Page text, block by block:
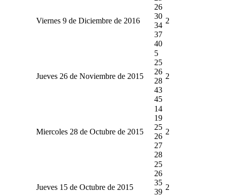
Viernes 9 de Diciembre de 2016
26
30
34
37
40
2
Jueves 26 de Noviembre de 2015
5
25
26
28
43
45
2
Miercoles 28 de Octubre de 2015
14
19
25
26
27
28
2
Jueves 15 de Octubre de 2015
25
26
35
39
2